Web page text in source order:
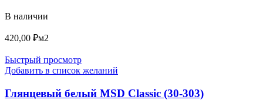
В наличии
420,00 ₽м2
Быстрый просмотр
Добавить в список желаний
Глянцевый белый MSD Classic (30-303)